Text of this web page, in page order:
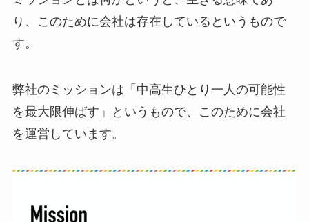
り、このために会社は存在しているというもので
す。
弊社のミッションは「中高生ひとり一人の可能性
を最大限伸ばす」というもので、このために会社
を運営しています。